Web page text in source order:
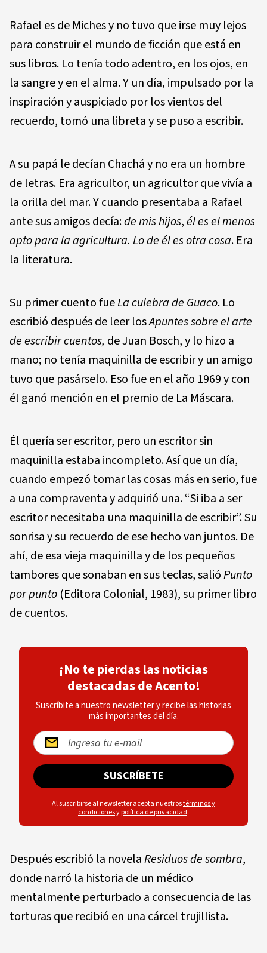
Rafael es de Miches y no tuvo que irse muy lejos
para construir el mundo de ficción que está en
sus libros. Lo tenía todo adentro, en los ojos, en
la sangre y en el alma. Y un día, impulsado por la
inspiración y auspiciado por los vientos del
recuerdo, tomó una libreta y se puso a escribir.
A su papá le decían Chachá y no era un hombre
de letras. Era agricultor, un agricultor que vivía a
la orilla del mar. Y cuando presentaba a Rafael
ante sus amigos decía:de mis hijos,él es el menos
apto para la agricultura. Lo de él es otra cosa. Era
la literatura.
Su primer cuento fueLa culebra de Guaco. Lo
escribió después de leer losApuntes sobre el arte
de escribir cuentos, de Juan Bosch, y lo hizo a
mano; no tenía maquinilla de escribir y un amigo
tuvo que pasárselo. Eso fue en el año 1969 y con
él ganó mención en el premio de La Máscara.
Él quería ser escritor, pero un escritor sin
maquinilla estaba incompleto. Así que un día,
cuando empezó tomar las cosas más en serio, fue
a una compraventa y adquirió una. “Si iba a ser
escritor necesitaba una maquinilla de escribir”. Su
sonrisa y su recuerdo de ese hecho van juntos. De
ahí, de esa vieja maquinilla y de los pequeños
tambores que sonaban en sus teclas, salióPunto
por punto (Editora Colonial, 1983), su primer libro
de cuentos.
¡No te pierdas las noticias
destacadas de Acento!
Suscríbite a nuestro newsletter y recibe las historias
más importantes del día.
SUSCRÍBETE
Al suscribirse al newsletter acepta nuestrostérminos y
condicionesypolítica de privacidad.
Después escribió la novelaResiduos de sombra,
donde narró la historia de un médico
mentalmente perturbado a consecuencia de las
torturas que recibió en una cárcel trujillista.